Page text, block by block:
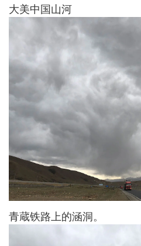
大美中国山河
青蔵铁路上的涵洞。